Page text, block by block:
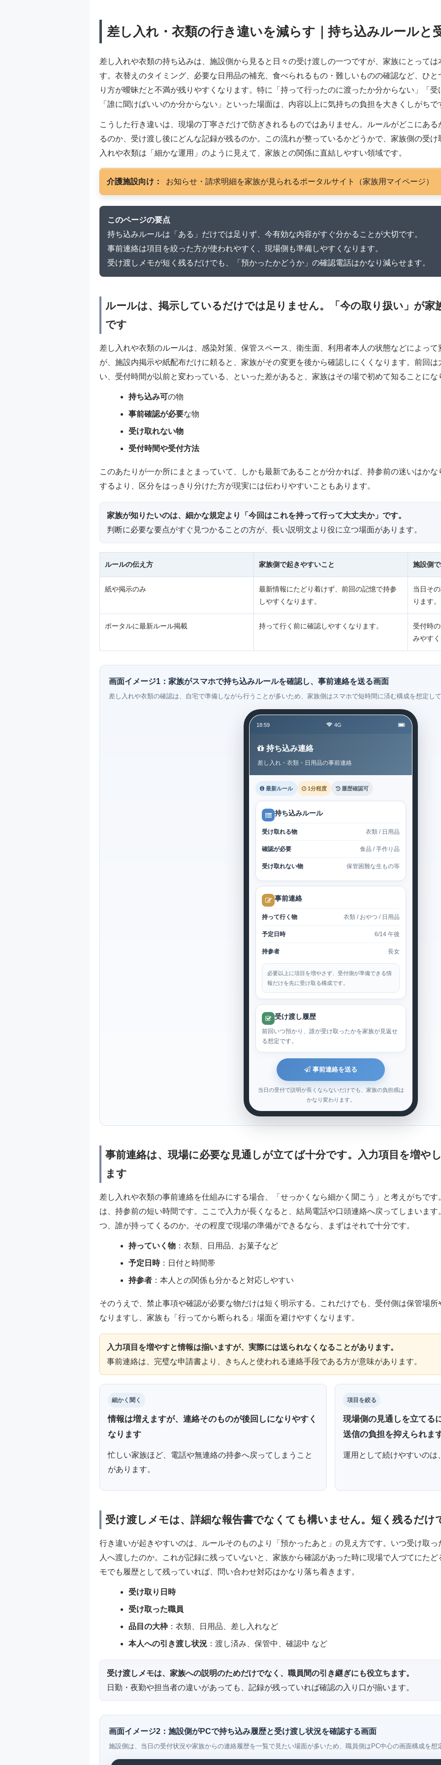
差し入れ・衣類の行き違いを減らす｜持ち込みルールと
差し入れや衣類の持ち込みは、施設側から見ると日々の受け渡しの一つですが、家族にとって
す。衣替えのタイミング、必要な日用品の補充、食べられるもの・難しいものの確認など、ひ
り方が曖昧だと不満が残りやすくなります。特に「持って行ったのに渡ったか分からない」「受
「誰に聞けばいいのか分からない」といった場面は、内容以上に気持ちの負担を大きくしがちで
こうした行き違いは、現場の丁寧さだけで防ぎきれるものではありません。ルールがどこにある
るのか、受け渡し後にどんな記録が残るのか。この流れが整っているかどうかで、家族側の受
入れや衣類は「細かな運用」のように見えて、家族との関係に直結しやすい領域です。
介護施設向け： お知らせ・請求明細を家族が見られるポータルサイト（家族用マイページ）
このページの要点
持ち込みルールは「ある」だけでは足りず、今有効な内容がすぐ分かることが大切です。
事前連絡は項目を絞った方が使われやすく、現場側も準備しやすくなります。
受け渡しメモが短く残るだけでも、「預かったかどうか」の確認電話はかなり減らせます。
ルールは、掲示しているだけでは足りません。「今の取り扱い」が家
です
差し入れや衣類のルールは、感染対策、保管スペース、衛生面、利用者本人の状態などによっ
が、施設内掲示や紙配布だけに頼ると、家族がその変更を後から確認しにくくなります。前回
い、受付時間が以前と変わっている、といった差があると、家族はその場で初めて知ることにな
持ち込み可の物
事前確認が必要な物
受け取れない物
受付時間や受付方法
このあたりが一か所にまとまっていて、しかも最新であることが分かれば、持参前の迷いはか
するより、区分をはっきり分けた方が現実には伝わりやすいこともあります。
家族が知りたいのは、細かな規定より「今回はこれを持って行って大丈夫か」です。
判断に必要な要点がすぐ見つかることの方が、長い説明文より役に立つ場面があります。
ルールの伝え方 家族側で起きやすいこと 施設側
紙や掲示のみ
最新情報にたどり着けず、前回の記憶で持参
しやすくなります。
当日そ
ります。
ポータルに最新ルール掲載 持って行く前に確認しやすくなります。
受付時
みやすく
画面イメージ1：家族がスマホで持ち込みルールを確認し、事前連絡を送る画面
差し入れや衣類の確認は、自宅で準備しながら行うことが多いため、家族側はスマホで短時間に済む構成を想定して
18:59 4G
持ち込み連絡
差し入れ・衣類・日用品の事前連絡
最新ルール 1分程度 履歴確認可
持ち込みルール
受け取れる物 衣類 / 日用品
確認が必要 食品 / 手作り品
受け取れない物 保管困難な生もの等
事前連絡
持って行く物 衣類 / おやつ / 日用品
予定日時 6/14 午後
持参者 長女
必要以上に項目を増やさず、受付側が準備できる情
報だけを先に受け取る構成です。
受け渡し履歴
前回いつ預かり、誰が受け取ったかを家族が見返せ
る想定です。
事前連絡を送る
当日の受付で説明が長くならないだけでも、家族の負担感は
かなり変わります。
事前連絡は、現場に必要な見通しが立てば十分です。入力項目を増や
ます
差し入れや衣類の事前連絡を仕組みにする場合、「せっかくなら細かく聞こう」と考えがちで
は、持参前の短い時間です。ここで入力が長くなると、結局電話や口頭連絡へ戻ってしまいま
つ、誰が持ってくるのか。その程度で現場の準備ができるなら、まずはそれで十分です。
持っていく物 ：衣類、日用品、お菓子など
予定日時：日付と時間帯
持参者 ：本人との関係も分かると対応しやすい
そのうえで、禁止事項や確認が必要な物だけは短く明示する。これだけでも、受付側は保管場所
なりますし、家族も「行ってから断られる」場面を避けやすくなります。
入力項目を増やすと情報は揃いますが、実際には送られなくなることがあります。
事前連絡は、完璧な申請書より、きちんと使われる連絡手段である方が意味があります。
細かく聞く
情報は増えますが、連絡そのものが後回しになりやすく
なります
忙しい家族ほど、電話や無連絡の持参へ戻ってしまうこと
があります。
項目を絞る
現場側の見通しを立てる
送信の負担を抑えられま
運用として続けやすいのは
受け渡しメモは、詳細な報告書でなくても構いません。短く残るだけ
行き違いが起きやすいのは、ルールそのものより「預かったあと」の見え方です。いつ受け取
人へ渡したのか。これが記録に残っていないと、家族から確認があった時に現場で人づてにた
モでも履歴として残っていれば、問い合わせ対応はかなり落ち着きます。
受け取り日時
受け取った職員
品目の大枠：衣類、日用品、差し入れなど
本人への引き渡し状況 ：渡し済み、保管中、確認中 など
受け渡しメモは、家族への説明のためだけでなく、職員間の引き継ぎにも役立ちます。
日勤・夜勤や担当者の違いがあっても、記録が残っていれば確認の入り口が揃います。
画面イメージ2：施設側がPCで持ち込み履歴と受け渡し状況を確認する画面
施設側は、当日の受付状況や家族からの連絡履歴を一覧で見たい場面が多いため、職員側はPC中心の画面構成を想